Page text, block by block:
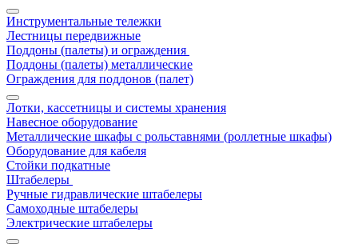
Инструментальные тележки
Лестницы передвижные
Поддоны (палеты) и ограждения
Поддоны (палеты) металлические
Ограждения для поддонов (палет)
Лотки, кассетницы и системы хранения
Навесное оборудование
Металлические шкафы с рольставнями (роллетные шкафы)
Оборудование для кабеля
Стойки подкатные
Штабелеры
Ручные гидравлические штабелеры
Самоходные штабелеры
Электрические штабелеры